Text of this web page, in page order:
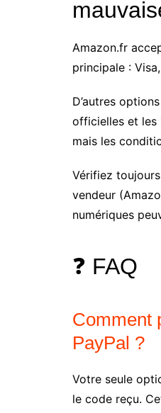
Amazon.fr
principale :
D’autres
officielles et les
mais les
Vérifiez
vendeur
numériques
❓ FAQ
Comment
PayPal ?
Votre seule
le code reçu.